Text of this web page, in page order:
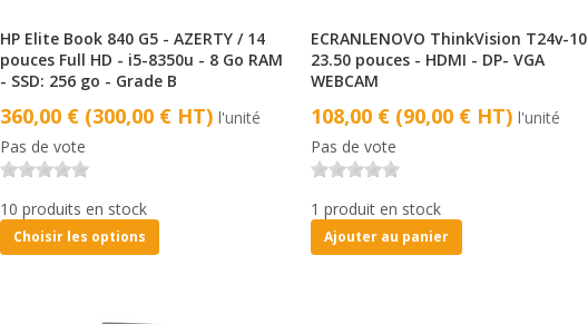
HP Elite Book 840 G5 - AZERTY / 14
pouces Full HD - i5-8350u - 8 Go RAM
- SSD: 256 go - Grade B
360,00 € (300,00 € HT) l'unité
Pas de vote
10 produits en stock
Choisir les options
ECRANLENOVO ThinkVision T24v-10
23.50 pouces - HDMI - DP- VGA
WEBCAM
108,00 € (90,00 € HT)l'unité
Pas de vote
1 produit en stock
Ajouter au panier